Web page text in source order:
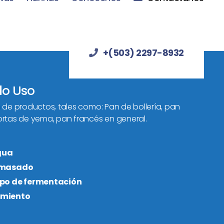
+(503) 2297-8932
Uso
productos, tales como: Pan de bollería, pan
de yema, pan francés en general.
de fermentación